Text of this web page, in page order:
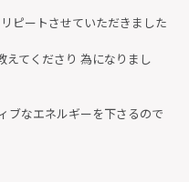
ピートさせていただきました
えてくださり 為になりまし
ブなエネルギーを下さるので